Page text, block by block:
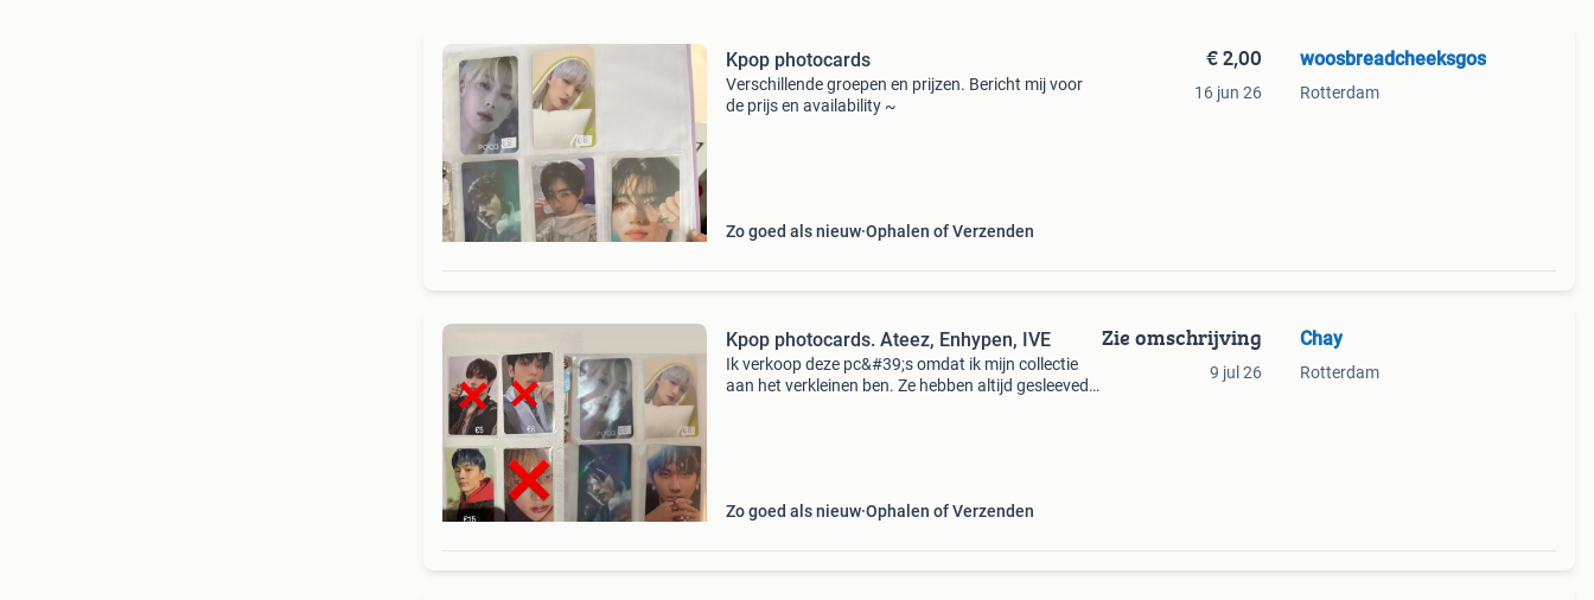
Kpop photocards
Verschillende groepen en prijzen. Bericht mij voor
de prijs en availability ~
Zo goed als nieuw Ophalen of Verzenden
€ 2,00
16 jun 26
woosbreadcheeksgos
Rotterdam
Kpop photocards. Ateez, Enhypen, IVE
Ik verkoop deze pc&#39;s omdat ik mijn collectie
aan het verkleinen ben. Ze hebben altijd gesleeved
Zo goed als nieuw Ophalen of Verzenden
Zie omschrijving
9 jul 26
Chay
Rotterdam